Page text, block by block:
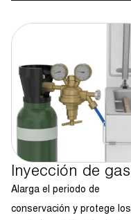
Inyección de gas
Alarga el periodo de
conservación y protege los